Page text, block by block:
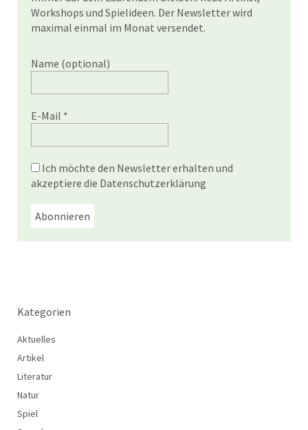
Workshops und Spielideen. Der Newsletter wird
maximal einmal im Monat versendet.
Name (optional)
E-Mail *
Ich möchte den Newsletter erhalten und
akzeptiere die Datenschutzerklärung
Kategorien
Aktuelles
Artikel
Literatur
Natur
Spiel